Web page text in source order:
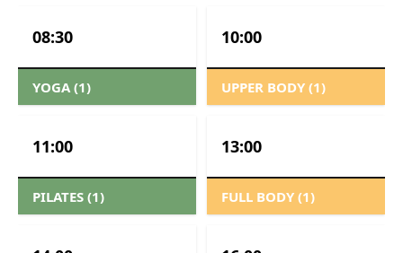
08:30
YOGA (1)
10:00
UPPER BODY (1)
11:00
PILATES (1)
13:00
FULL BODY (1)